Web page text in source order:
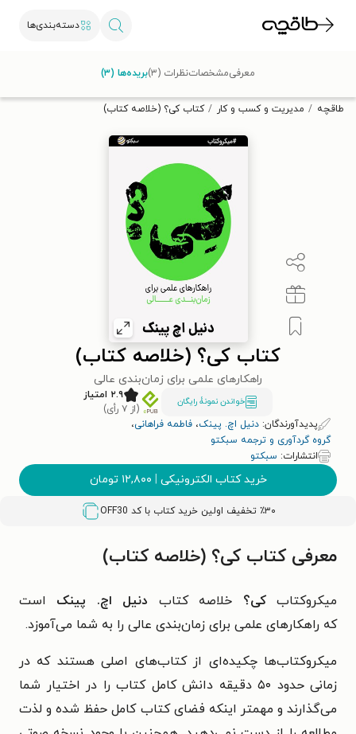
دسته‌بندی‌ها
تخفیف از طاقچه دریافت کن.
طاقچه مدیریت و کسب و کار کتاب کی؟ (خلاصه کتاب)
کتاب کی؟ (خلاصه کتاب)
راهکارهای علمی برای زمان‌بندی عالی
خواندن نمونۀ رایگان
۲.۹ امتیاز
(از ۷ رأی)
پدیدآورندگان: دنیل اچ. پینک، فاطمه فراهانی،
گروه گردآوری و ترجمه سبکتو
انتشارات: سبکتو
خرید کتاب الکترونیکی | ۱۲,۸۰۰ تومان
٪۳۰ تخفیف اولین خرید کتاب با کد OFF30
معرفیمشخصاتنظرات (۳) بریده‌ها (۳)
معرفی کتاب کی؟ (خلاصه کتاب)
میکروکتابکی؟ خلاصه کتاب دنیل اچ. پینک است
که راهکارهای علمی برای زمان‌بندی عالی را به شما می‌آموزد.
میکروکتاب‌ها چکیده‌ای از کتاب‌های اصلی هستند که در
زمانی حدود ۵۰ دقیقه دانش کامل کتاب را در اختیار شما
می‌گذارند و مهمتر اینکه فضای کتاب کامل حفظ شده و لذت